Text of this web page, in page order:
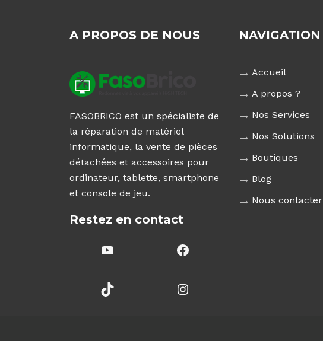
A PROPOS DE NOUS
FASOBRICO est un spécialiste de
la réparation de matériel
informatique, la vente de pièces
détachées et accessoires pour
ordinateur, tablette, smartphone
et console de jeu.
Restez en contact
YouTube Facebook
TikTok Instagram
NAVIGATION
Accueil
A propos ?
Nos Services
Nos Solutions
Boutiques
Blog
Nous contacter